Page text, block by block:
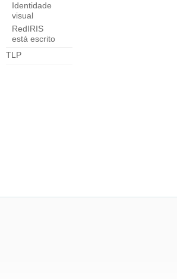
Identidade
visual
RedIRIS
está escrito
TLP